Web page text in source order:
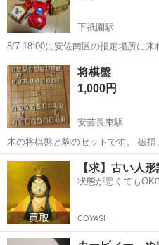
下祇園駅
8/7 18:00に安佐南区の指定場所に来れる方
う ドラえもん
広島 広島市 下祇園駅
将棋盤
1,000円
安芸長束駅
木の将棋盤と駒のセットです。 破損
広島 広島市 安芸長束駅
【求】古い人
状態が悪くても
COYASH